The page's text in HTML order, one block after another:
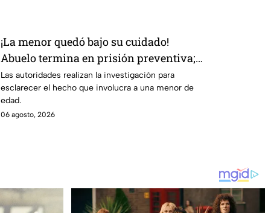
¡La menor quedó bajo su cuidado!
Abuelo termina en prisión preventiva;
¿qué sucedió?
Las autoridades realizan la investigación para
esclarecer el hecho que involucra a una menor de
edad.
06 agosto, 2026